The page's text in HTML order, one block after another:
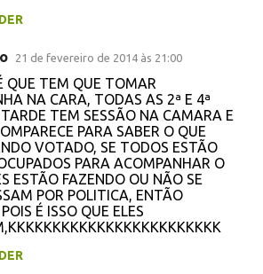
21 de fevereiro de 2014 às 21:00
QUE TEM QUE TOMAR
NA CARA, TODAS AS 2ª E 4ª
TEM SESSÃO NA CAMARA E
PARA SABER O QUE
VOTADO, SE TODOS ESTÃO
PARA ACOMPANHAR O
ESTÃO FAZENDO OU NÃO SE
POR POLITICA, ENTÃO
É ISSO QUE ELES